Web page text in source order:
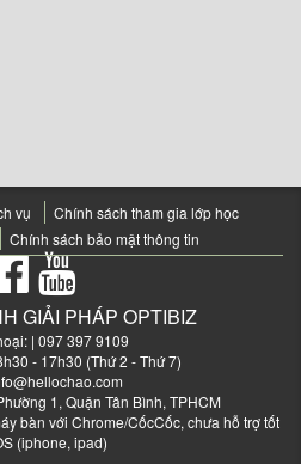
vụ
Chính sách tham gia lớp học
Chính sách bảo mật thông tin
GIẢI PHÁP OPTIBIZ
| 097 397 9109
- 17h30 (Thứ 2 - Thứ 7)
1, Quận Tân Bình, TPHCM
bàn với Chrome/CốcCốc, chưa hỗ trợ tốt
(iphone, ipad)